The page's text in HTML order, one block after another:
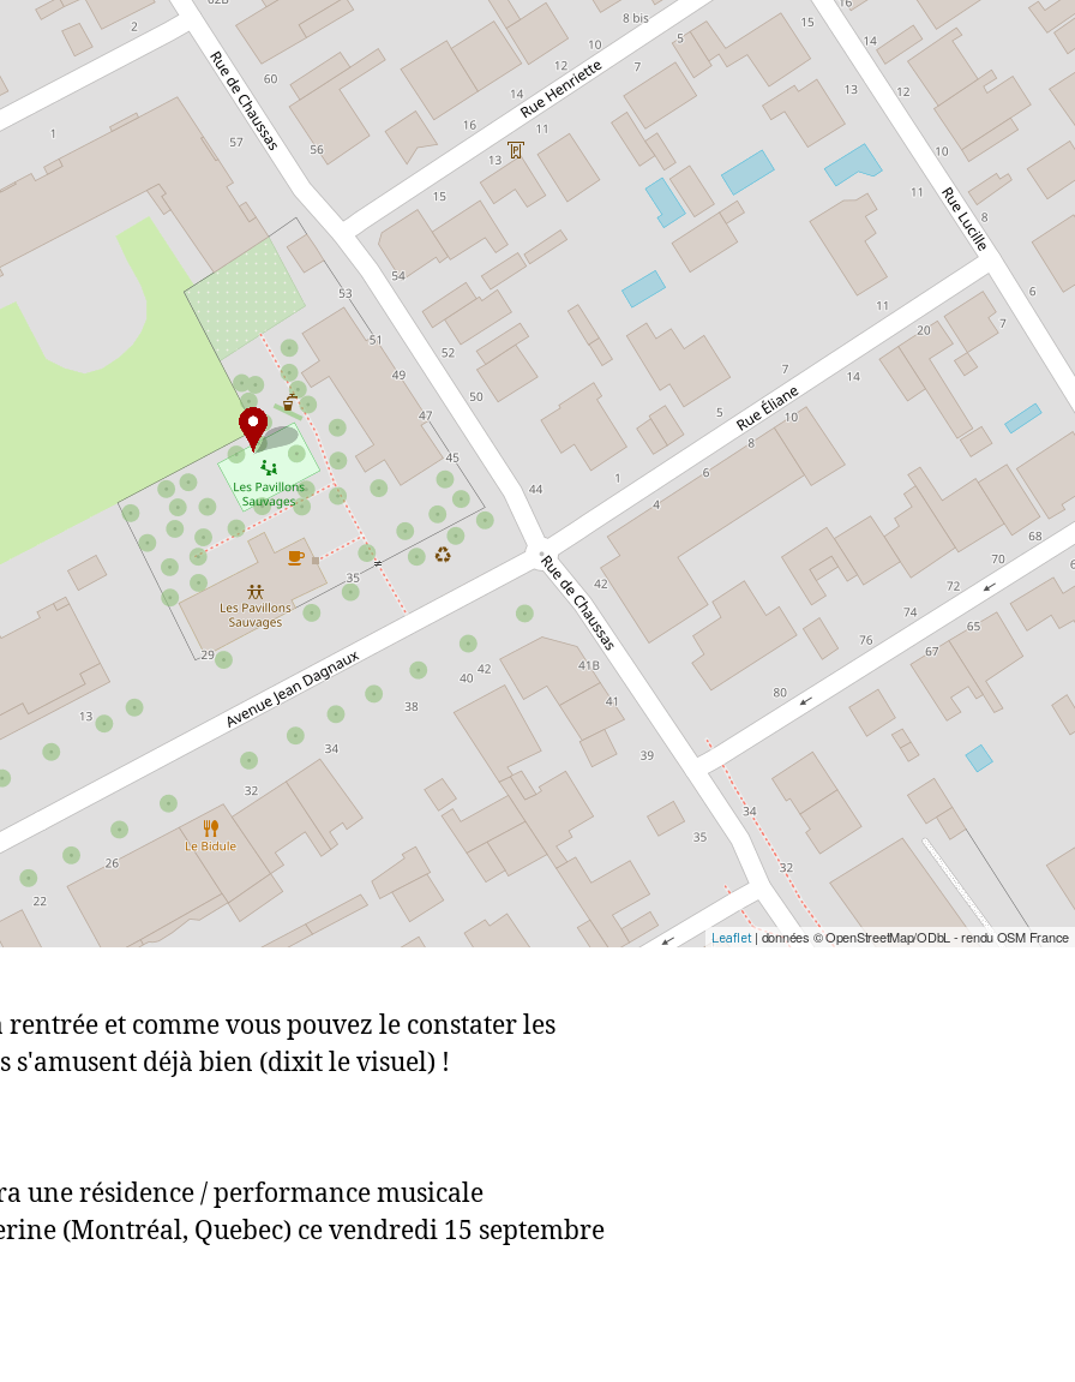
Leaflet| données © OpenStreetMap/ODbL - rendu OSM France
rentrée et comme vous pouvez le constater les
s'amusent déjà bien (dixit le visuel) !
une résidence / performance musicale
(Montréal, Quebec) ce vendredi 15 septembre